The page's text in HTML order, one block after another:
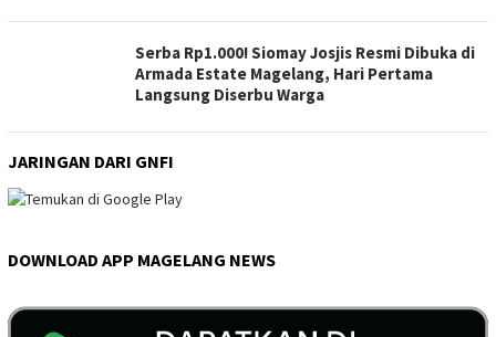
Serba Rp1.000! Siomay Josjis Resmi Dibuka di
Armada Estate Magelang, Hari Pertama
Langsung Diserbu Warga
JARINGAN DARI GNFI
DOWNLOAD APP MAGELANG NEWS